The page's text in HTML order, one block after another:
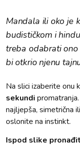
Mandala ili oko je
budističkom i
treba odabrati
bi otkrio njenu
Na slici izaberite onu
sekundi
najljepša, simetrična
oslonite na instinkt.
Ispod slike